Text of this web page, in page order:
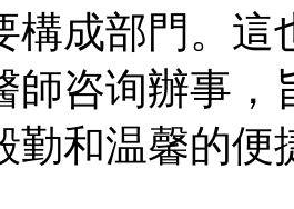
構成部門。這
師咨询辦事，
勤和温馨的便